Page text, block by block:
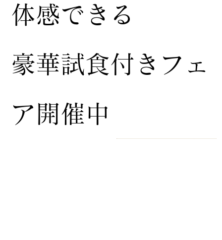
体感できる
豪華試食付きフェ
ア開催中